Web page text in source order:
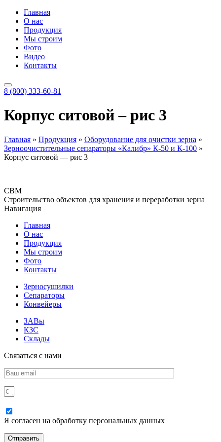
Главная
О нас
Продукция
Мы строим
Фото
Видео
Контакты
8 (800) 333-60-81
Корпус ситовой – рис 3
Главная » Продукция » Оборудование для очистки зерна »
Зерноочистительные сепараторы «Калибр» К-50 и К-100 »
Корпус ситовой — рис 3
СВМ
Строительство объектов для хранения и переработки зерна
Навигация
Главная
О нас
Продукция
Мы строим
Фото
Контакты
Зерносушилки
Сепараторы
Конвейеры
ЗАВы
КЗС
Склады
Связаться с нами
Я согласен на обработку персональных данных